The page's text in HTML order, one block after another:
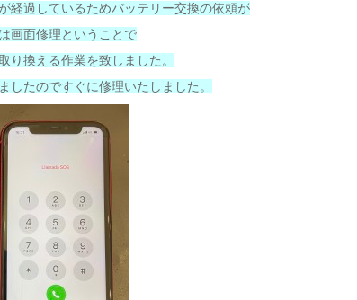
経過しているためバッテリー交換の依頼が
画面修理ということで
り換える作業を致しました。
したのですぐに修理いたしました。